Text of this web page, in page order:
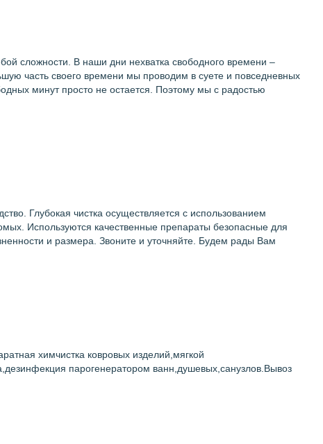
сложности. В наши дни нехватка свободного времени –
часть своего времени мы проводим в суете и повседневных
минут просто не остается. Поэтому мы с радостью
Глубокая чистка осуществляется с использованием
Используются качественные препараты безопасные для
и размера. Звоните и уточняйте. Будем рады Вам
химчистка ковровых изделий,мягкой
парогенератором ванн,душевых,санузлов.Вывоз